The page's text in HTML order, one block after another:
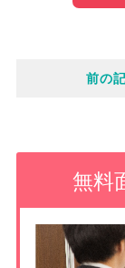
前の
無料